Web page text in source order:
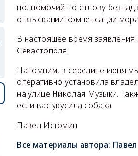
полномочий по отлову
о взыскании компенсации
В настоящее время заявления
Севастополя.
Напомним, в середине июня
оперативно установила
на улице Николая Музыки.
если вас укусила собака.
Павел Истомин
Все материалы автора: